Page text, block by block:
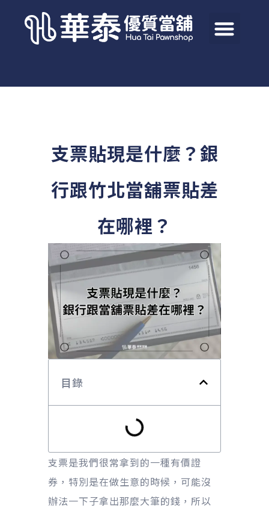
支票貼現是什麼？銀
行跟竹北當舖票貼差
在哪裡？
目錄
支票是我們很常拿到的一種有價證
券，特別是在做生意的時候，可能沒
辦法一下子拿出那麼大筆的錢，所以